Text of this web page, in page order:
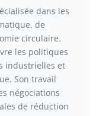
dans les
de
circulaire.
les politiques
industrielles et
Son travail
négociations
de réduction